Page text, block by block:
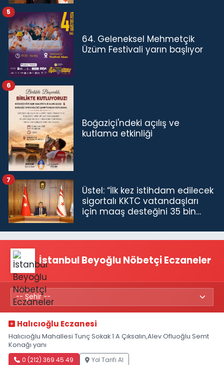
64. Geleneksel Mehmetçik
Üzüm Festivali yarın başlıyor
5
Boğaziçi'ndeki açılış ve
kutlama etkinliği
6
Üstel: “İlk kez istihdam edilecek
sigortalı KKTC vatandaşları
için maaş desteğini 35 bin
7
İstanbul Beyoğlu Nöbetçi Eczaneler
Halıcıoğlu Eczanesi
Halıcıoğlu Mahallesi Tunç Sokak 1 A Çıksalın,Alev Ofluoğlu Semt
Konağı yanı
0 (212) 369 45 49 Yol Tarifi Al